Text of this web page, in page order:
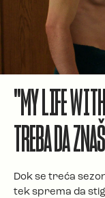
"MY LIFE
TREBA DA
Dok se treća
tek sprema da